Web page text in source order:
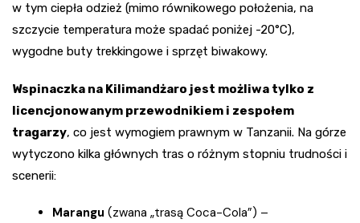
w tym ciepła odzież (mimo równikowego położenia, na
szczycie temperatura może spadać poniżej -20°C),
wygodne buty trekkingowe i sprzęt biwakowy.
Wspinaczka na Kilimandżaro jest możliwa tylko z
licencjonowanym przewodnikiem i zespołem
tragarzy, co jest wymogiem prawnym w Tanzanii. Na górze
wytyczono kilka głównych tras o różnym stopniu trudności i
scenerii:
Marangu (zwana „trasą Coca-Cola”) –